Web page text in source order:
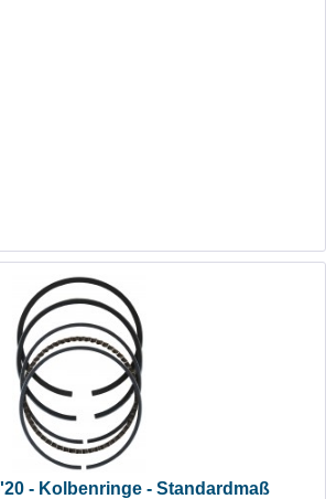
- Kolbenringe - Standardmaß